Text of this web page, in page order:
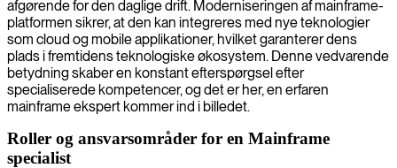
afgørende for den daglige drift. Moderniseringen af mainframe-
platformen sikrer, at den kan integreres med nye teknologier
som cloud og mobile applikationer, hvilket garanterer dens
plads i fremtidens teknologiske økosystem. Denne vedvarende
betydning skaber en konstant efterspørgsel efter
specialiserede kompetencer, og det er her, en erfaren
mainframe ekspert kommer ind i billedet.
Roller og ansvarsområder for en Mainframe
specialist